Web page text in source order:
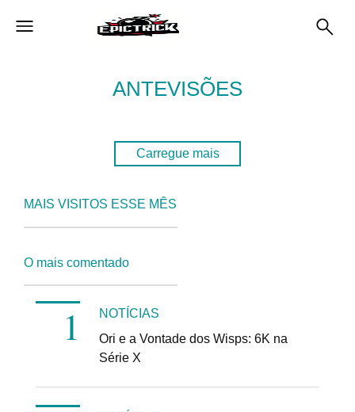
ANTEVISÕES
Carregue mais
MAIS VISITOS ESSE MÊS
O mais comentado
NOTÍCIAS
Ori e a Vontade dos Wisps: 6K na
Série X